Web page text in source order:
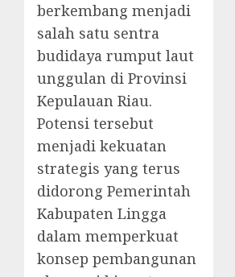
berkembang menjadi
salah satu sentra
budidaya rumput laut
unggulan di Provinsi
Kepulauan Riau.
Potensi tersebut
menjadi kekuatan
strategis yang terus
didorong Pemerintah
Kabupaten Lingga
dalam memperkuat
konsep pembangunan